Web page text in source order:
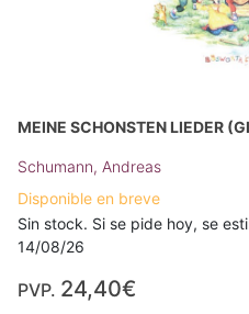
MEINE SCHONSTEN LIEDER
Schumann, Andreas
Disponible en breve
Sin stock. Si se pide hoy, se
14/08/26
PVP. 24,40€